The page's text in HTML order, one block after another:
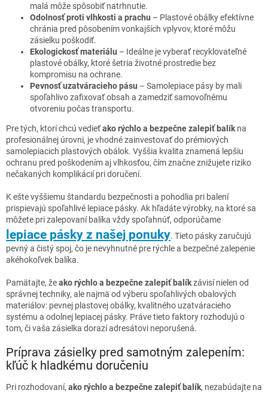
malá môže spôsobiť natrhnutie.
Odolnosť proti vlhkosti a prachu – Plastové obálky efektívne
chránia pred pôsobením vonkajších vplyvov, ktoré môžu
zásielku poškodiť.
Ekologickosť materiálu – Ideálne je vyberať recyklovateľné
plastové obálky, ktoré šetria životné prostredie bez
kompromisu na ochrane.
Pevnosť uzatváracieho pásu – Samolepiace pásy by mali
spoľahlivo zafixovať obsah a zamedziť samovoľnému
otvoreniu počas transportu.
Pre tých, ktorí chcú vedieťako rýchlo a bezpečne zalepiť balík na
profesionálnej úrovni, je vhodné zainvestovať do prémiových
samolepiacich plastových obálok. Vyššia kvalita znamená lepšiu
ochranu pred poškodením aj vlhkosťou, čím značne znižujete riziko
nečakaných komplikácií pri doručení.
K ešte vyššiemu štandardu bezpečnosti a pohodlia pri balení
prispievajú spoľahlivé lepiace pásky. Ak hľadáte výrobky, na ktoré sa
môžete pri zalepovaní balíka vždy spoľahnúť, odporúčame
lepiace pásky z našej ponuky. Tieto pásky zaručujú
pevný a čistý spoj, čo je nevyhnutné pre rýchle a bezpečné zalepenie
akéhokoľvek balíka.
Pamätajte, žeako rýchlo a bezpečne zalepiť balíkzávisí nielen od
správnej techniky, ale najmä od výberu spoľahlivých obalových
materiálov: pevnej plastovej obálky, kvalitného uzatváracieho
systému a odolnej lepiacej pásky. Práve tieto faktory rozhodujú o
tom, či vaša zásielka dorazí adresátovi neporušená.
Príprava zásielky pred samotným zalepením:
kľúč k hladkému doručeniu
Pri rozhodovaní, ako rýchlo a bezpečne zalepiť balík, nezabúdajte na